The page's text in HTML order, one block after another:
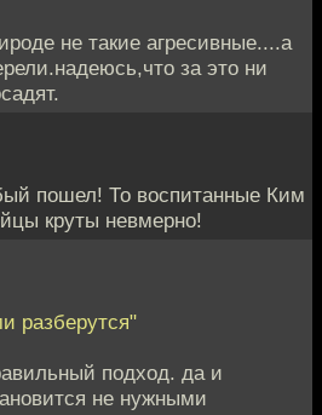
не такие агресивные....а
за это ни
пошел! То воспитанные Ким
круты невмерно!
разберутся"
подход. да и
не нужными